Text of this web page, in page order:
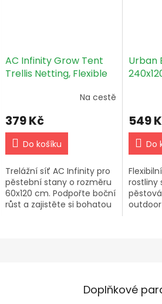
AC Infinity Grow Tent
Trellis Netting, Flexible
Na cestě
379 Kč
Do košíku
Trelážní síť AC Infinity pro
pěstební stany o rozměru
60x120 cm. Podpořte boční
růst a zajistěte si bohatou
Urban
549
Do
rostliny
Doplňkové